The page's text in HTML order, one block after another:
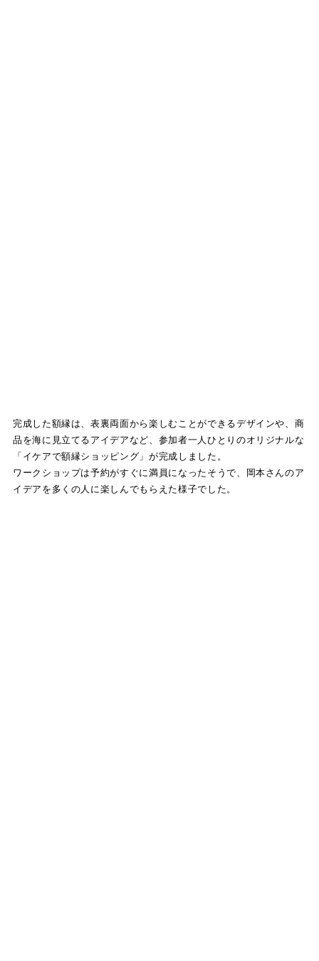
完成した額縁は、表裏両面から楽しむことができるデザインや、商
品を海に見立てるアイデアなど、参加者一人ひとりのオリジナルな
「イケアで額縁ショッピング」が完成しました。
ワークショップは予約がすぐに満員になったそうで、岡本さんのア
イデアを多くの人に楽しんでもらえた様子でした。